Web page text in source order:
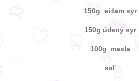
150g eidam syr
150g údený syr
100g masla
soľ